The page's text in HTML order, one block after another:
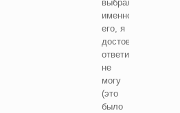
выбрали
именно
его, я
достоверно
ответить
не
могу
(это
было